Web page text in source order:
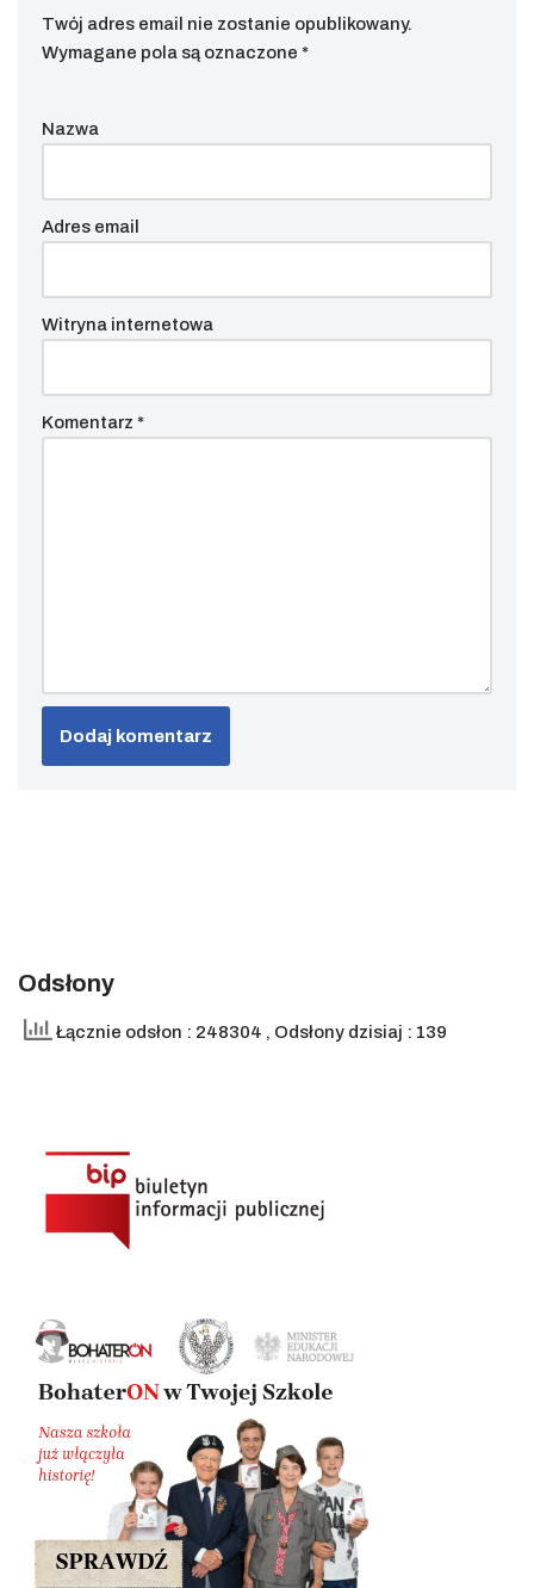
Twój adres email nie zostanie opublikowany.
Wymagane pola są oznaczone *
Nazwa
Adres email
Witryna internetowa
Komentarz *
Odsłony
Łącznie odsłon : 248304 , Odsłony dzisiaj : 139